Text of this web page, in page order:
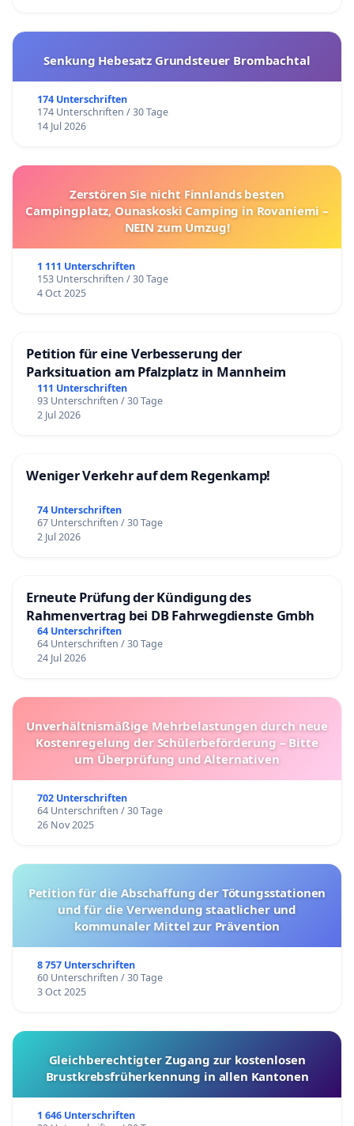
Senkung Hebesatz Grundsteuer Brombachtal
174 Unterschriften
174 Unterschriften / 30 Tage
14 Jul 2026
Zerstören Sie nicht Finnlands besten
Campingplatz, Ounaskoski Camping in Rovaniemi –
NEIN zum Umzug!
1 111 Unterschriften
153 Unterschriften / 30 Tage
4 Oct 2025
Petition für eine Verbesserung der
Parksituation am Pfalzplatz in Mannheim
111 Unterschriften
93 Unterschriften / 30 Tage
2 Jul 2026
Weniger Verkehr auf dem Regenkamp!
74 Unterschriften
67 Unterschriften / 30 Tage
2 Jul 2026
Erneute Prüfung der Kündigung des
Rahmenvertrag bei DB Fahrwegdienste Gmbh
64 Unterschriften
64 Unterschriften / 30 Tage
24 Jul 2026
Unverhältnismäßige Mehrbelastungen durch neue
Kostenregelung der Schülerbeförderung – Bitte
um Überprüfung und Alternativen
702 Unterschriften
64 Unterschriften / 30 Tage
26 Nov 2025
Petition für die Abschaffung der Tötungsstationen
und für die Verwendung staatlicher und
kommunaler Mittel zur Prävention
8 757 Unterschriften
60 Unterschriften / 30 Tage
3 Oct 2025
Gleichberechtigter Zugang zur kostenlosen
Brustkrebsfrüherkennung in allen Kantonen
1 646 Unterschriften